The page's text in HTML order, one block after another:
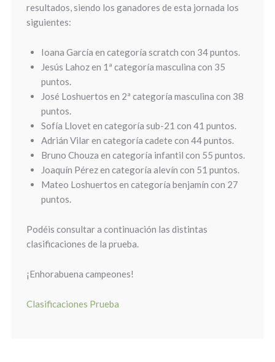
resultados, siendo los ganadores de esta jornada los
siguientes:
Ioana García en categoría scratch con 34 puntos.
Jesús Lahoz en 1ª categoría masculina con 35
puntos.
José Loshuertos en 2ª categoría masculina con 38
puntos.
Sofía Llovet en categoría sub-21 con 41 puntos.
Adrián Vilar en categoría cadete con 44 puntos.
Bruno Chouza en categoría infantil con 55 puntos.
Joaquín Pérez en categoría alevín con 51 puntos.
Mateo Loshuertos en categoría benjamín con 27
puntos.
Podéis consultar a continuación las distintas
clasificaciones de la prueba.
¡Enhorabuena campeones!
Clasificaciones Prueba